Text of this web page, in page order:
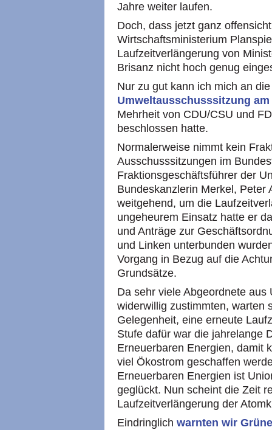
Jahre weiter laufen.
Doch, dass jetzt ganz
Wirtschaftsministerium
Laufzeitverlängerung von
Brisanz nicht hoch genug
Nur zu gut kann ich mich an
Umweltausschusssitzung
Mehrheit von CDU/CSU und
beschlossen hatte.
Normalerweise nimmt kein
Ausschusssitzungen im
Fraktionsgeschäftsführer der
Bundeskanzlerin Merkel, Peter
weitgehend, um die
ungeheurem Einsatz hatte er
und Anträge zur
und Linken unterbunden
Vorgang in Bezug auf die
Grundsätze.
Da sehr viele Abgeordnete
widerwillig zustimmten, warten
Gelegenheit, eine erneute
Stufe dafür war die jahrelange
Erneuerbaren Energien, damit
viel Ökostrom geschaffen
Erneuerbaren Energien ist
geglückt. Nun scheint die Zeit
Laufzeitverlängerung der
Eindringlich warnten wir